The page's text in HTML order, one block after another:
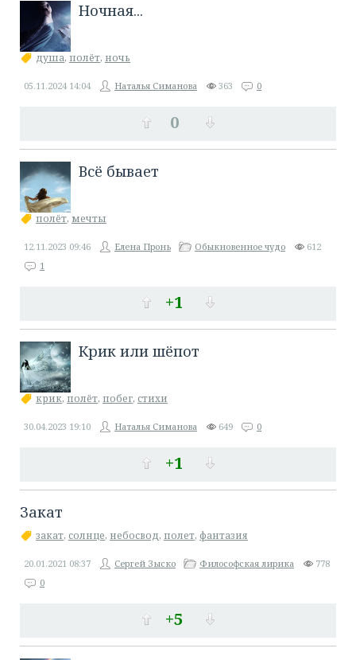
Ночная...
душа, полёт, ночь
0
05.11.2024 14:04 Наталья Симанова 363 0
Всё бывает
полёт, мечты
+1
12.11.2023 09:46 Елена Пронь Обыкновенное чудо
612
1
Крик или шёпот
крик, полёт, побег, стихи
+1
30.04.2023 19:10 Наталья Симанова 649 0
Закат
закат, солнце, небосвод, полет, фантазия
+5
20.01.2021 08:37 Сергей Зыско Философская лирика
778
0